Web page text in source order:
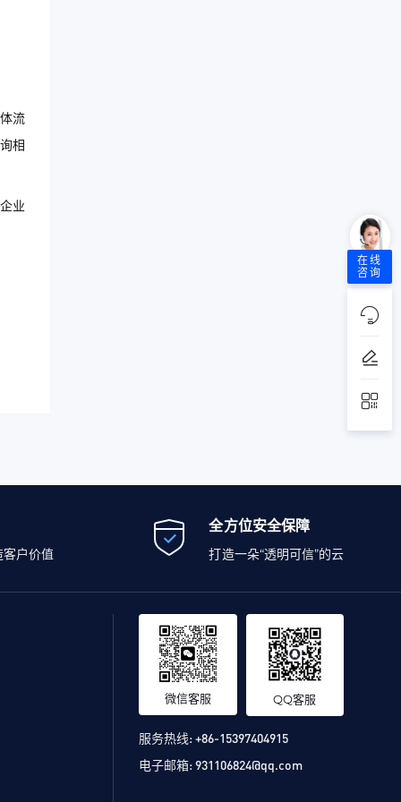
流
相
业
客户价值
全方位安全保障
打造一朵“透明可信”的云
微信客服 QQ客服
服务热线:+86-15397404915
电子邮箱:931106824@qq.com
在线
咨询